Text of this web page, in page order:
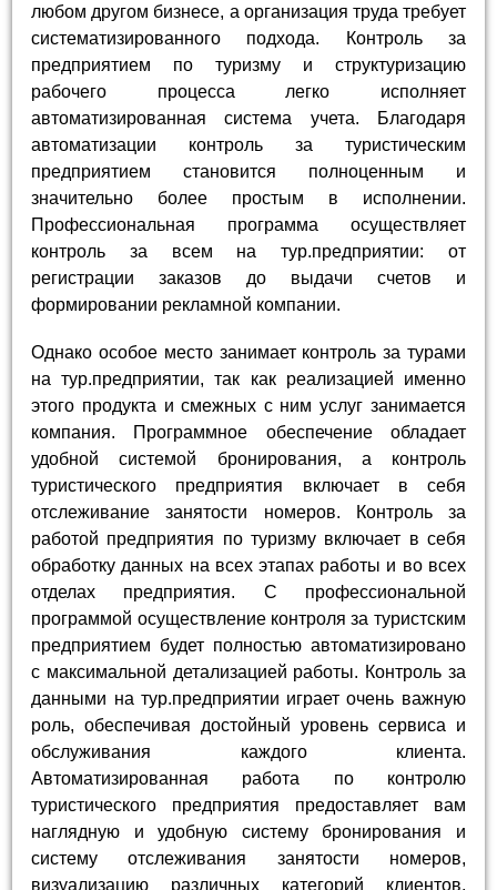
любом другом бизнесе, а организация труда требует
систематизированного подхода. Контроль за
предприятием по туризму и структуризацию
рабочего процесса легко исполняет
автоматизированная система учета. Благодаря
автоматизации контроль за туристическим
предприятием становится полноценным и
значительно более простым в исполнении.
Профессиональная программа осуществляет
контроль за всем на тур.предприятии: от
регистрации заказов до выдачи счетов и
формировании рекламной компании.
Однако особое место занимает контроль за турами
на тур.предприятии, так как реализацией именно
этого продукта и смежных с ним услуг занимается
компания. Программное обеспечение обладает
удобной системой бронирования, а контроль
туристического предприятия включает в себя
отслеживание занятости номеров. Контроль за
работой предприятия по туризму включает в себя
обработку данных на всех этапах работы и во всех
отделах предприятия. С профессиональной
программой осуществление контроля за туристским
предприятием будет полностью автоматизировано
с максимальной детализацией работы. Контроль за
данными на тур.предприятии играет очень важную
роль, обеспечивая достойный уровень сервиса и
обслуживания каждого клиента.
Автоматизированная работа по контролю
туристического предприятия предоставляет вам
наглядную и удобную систему бронирования и
систему отслеживания занятости номеров,
визуализацию различных категорий клиентов.